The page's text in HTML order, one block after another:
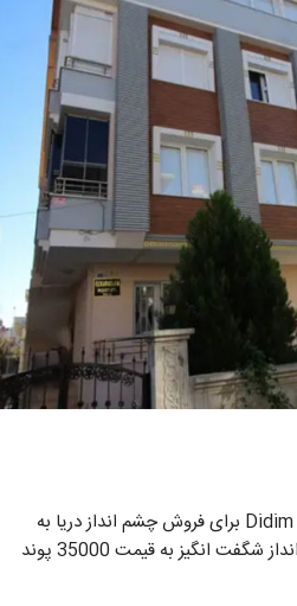
در اکثر مناطق ساحلی ترکیه ، املاک دارای چشم انداز دریا دارای قیمت بالایی هستند ، اما با املاک Didim برای فروش چشم انداز دریا به
صورت استاندارد ارائه می شود. شما می توانید یک آپارتمان 2 خوابه مدرن با بالکن وسیع و چشم انداز شگفت انگیز به قیمت 35000 پوند